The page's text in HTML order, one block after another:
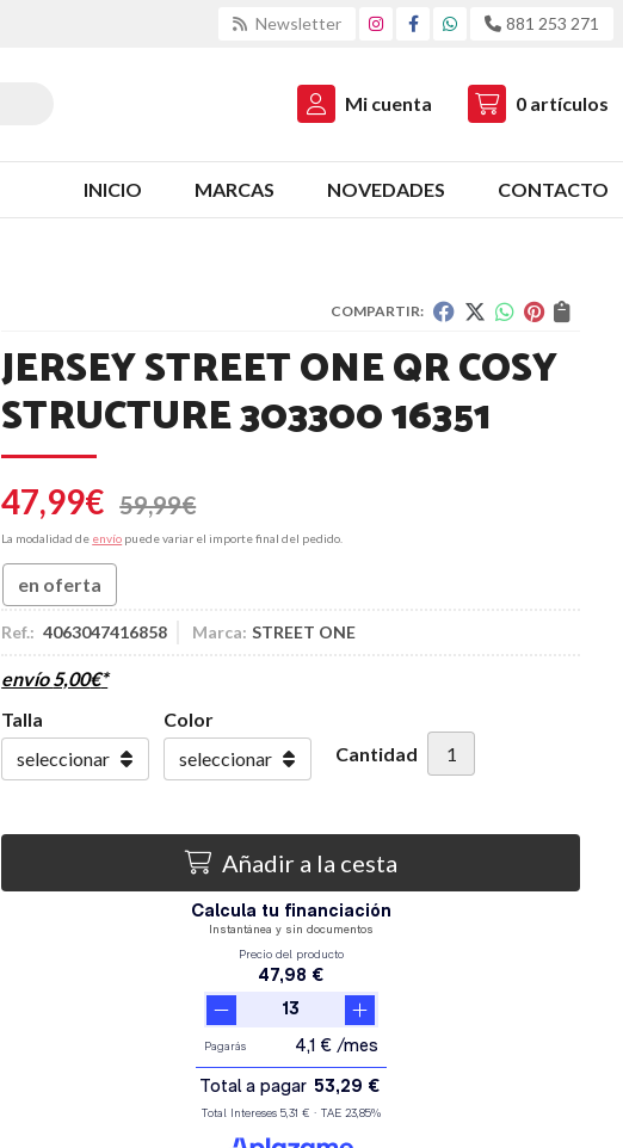
Newsletter 881 253 271
Mi cuenta 0 artículos
INICIO MARCAS NOVEDADES CONTACTO
COMPARTIR:
JERSEY STREET ONE QR COSY
STRUCTURE 303300 16351
47,99€ 59,99€
La modalidad de envío puede variar el importe final del pedido.
en oferta
Ref.: 4063047416858 Marca: STREET ONE
envío5,00€*
Talla
Color
Cantidad
Añadir a la cesta